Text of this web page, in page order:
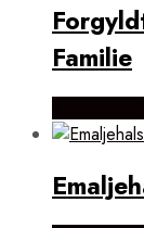
Familie